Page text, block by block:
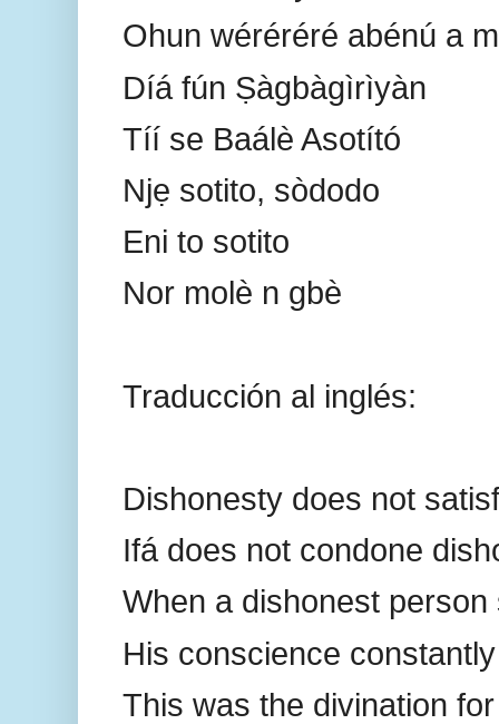
Ohun wéréréré abénú a
Díá fún Ṣàgbàgìrìyàn
Tíí se Baálè Asotító
Njẹ sotito, sòdodo
Eni to sotito
Nor molè n gbè
Traducción al inglés:
Dishonesty does not
Ifá does not condone
When a dishonest
His conscience
This was the divination